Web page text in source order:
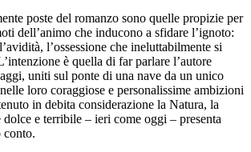
poste del romanzo sono quelle propizie per
dell’animo che inducono a sfidare l’ignoto:
l’ossessione che ineluttabilmente si
è quella di far parlare l’autore
uniti sul ponte di una nave da un unico
loro coraggiose e personalissime ambizioni
in debita considerazione la Natura, la
e terribile – ieri come oggi – presenta
conto.